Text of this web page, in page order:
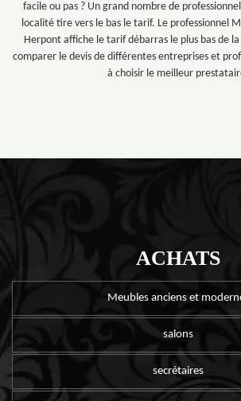
facile ou pas ? Un grand nombre de
localité tire vers le bas le tarif. Le professionnel
Herpont affiche le tarif débarras le plus bas de la
comparer le devis de différentes entreprises et
à choisir le meilleur
ACHATS
Meubles anciens et
salons
secrétaires